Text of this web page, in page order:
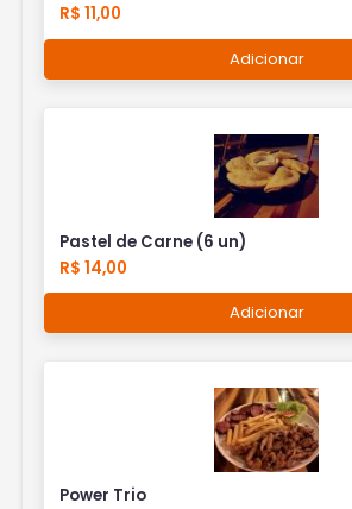
R$ 11,00
Adicionar
Pastel de Carne (6 un)
R$ 14,00
Adicionar
Power Trio